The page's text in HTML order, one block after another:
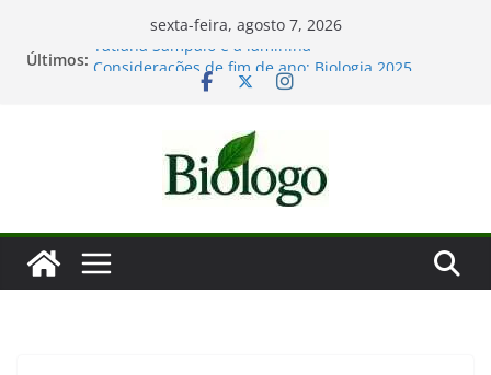
sexta-feira, agosto 7, 2026
Últimos: Tatiana Sampaio e a laminina
Considerações de fim de ano: Biologia 2025
As maiores descobertas da Biologia em 2025
Dia Mundial das Baleias e Golfinhos